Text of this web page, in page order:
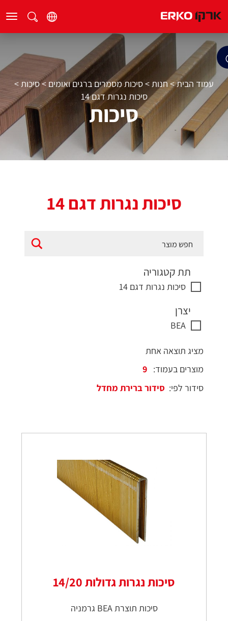
עמוד הבית>חנות >סיכות מסמרים ברגים ואומים >סיכות>
סיכות נגרות דגם 14
סיכות
סיכות נגרות דגם 14
מציג תוצאה אחת
מוצרים בעמוד:
סידור לפי:
סיכות נגרות גדולות 14/20
סיכות תוצרת BEA גרמניה
תת קטגוריה
סיכות נגרות דגם 14
יצרן
BEA